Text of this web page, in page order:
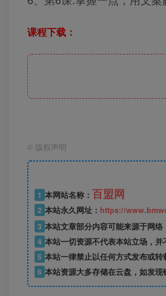
课程下载：
© 版权声明
1 本网站名称： 百盟网
2 本站永久网址： https://
3 本站文章部分内容可能来源于网
4 本站一切资源不代表本站立场，并
5 本站一律禁止以任何方式发布或
6 本站资源大多存储在云盘，如发现